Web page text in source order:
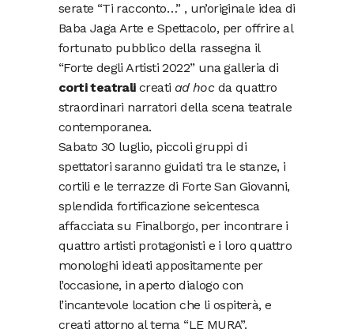
serate “Ti racconto…” , un’originale idea di
Baba Jaga Arte e Spettacolo, per offrire al
fortunato pubblico della rassegna il
“Forte degli Artisti 2022” una galleria di
corti teatralicreati ad hocda quattro
straordinari narratori della scena teatrale
contemporanea.
Sabato 30 luglio, piccoli gruppi di
spettatori saranno guidati tra le stanze, i
cortili e le terrazze di Forte San Giovanni,
splendida fortificazione seicentesca
affacciata su Finalborgo, per incontrare i
quattro artisti protagonisti e i loro quattro
monologhi ideati appositamente per
l’occasione, in aperto dialogo con
l’incantevole location che li ospiterà, e
creati attorno al tema “LE MURA”.